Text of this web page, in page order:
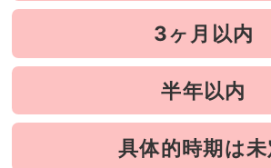
3ヶ月以内
半年以内
具体的時期は未